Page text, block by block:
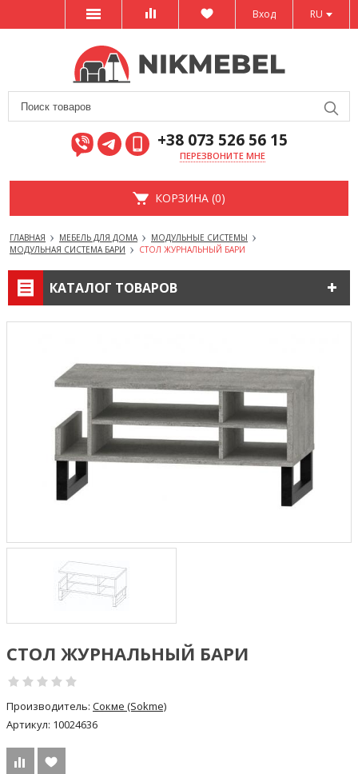
RU
Вход
+38 073 526 56 15
ПЕРЕЗВОНИТЕ МНЕ
КОРЗИНА (0)
ГЛАВНАЯ МЕБЕЛЬ ДЛЯ ДОМА
МОДУЛЬНЫЕ СИСТЕМЫ
МОДУЛЬНАЯ СИСТЕМА БАРИ
СТОЛ ЖУРНАЛЬНЫЙ БАРИ
КАТАЛОГ ТОВАРОВ
СТОЛ ЖУРНАЛЬНЫЙ БАРИ
Производитель: Сокме (Sokme)
Артикул: 10024636